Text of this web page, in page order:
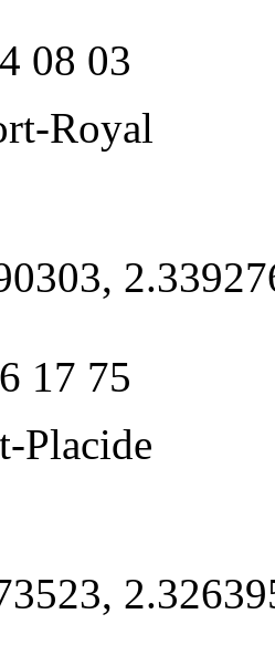
08 03
Royal
,
17 75
Placide
,